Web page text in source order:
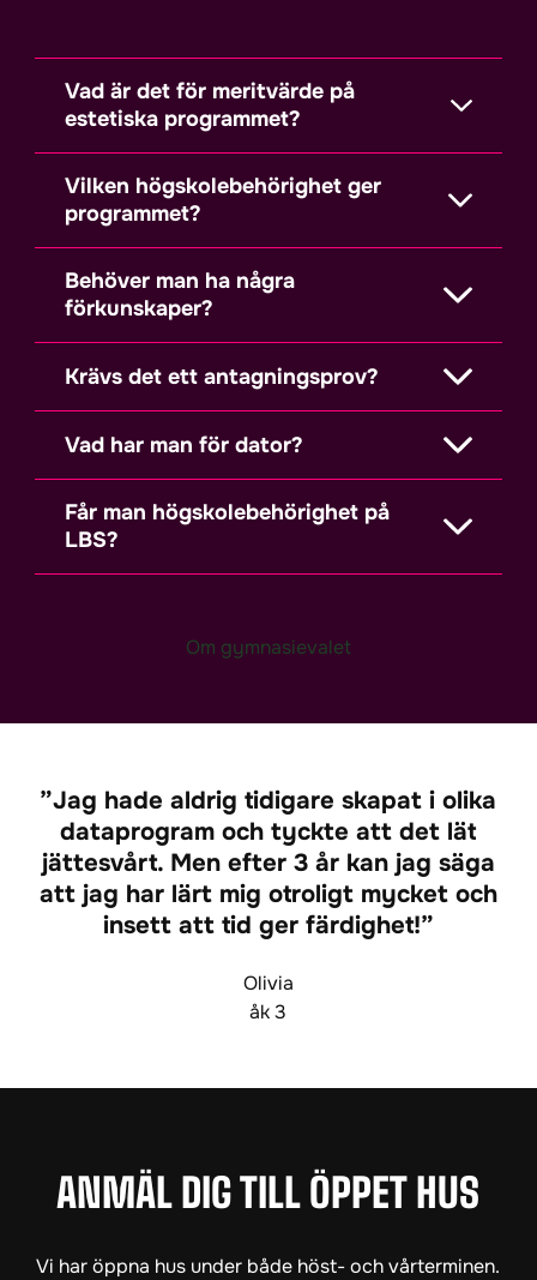
Vad är det för meritvärde på
estetiska programmet?
Vilken högskolebehörighet ger
programmet?
Behöver man ha några
förkunskaper?
Krävs det ett antagningsprov?
Vad har man för dator?
Får man högskolebehörighet på
LBS?
Om gymnasievalet
Jag hade aldrig tidigare skapat i olika
dataprogram och tyckte att det lät
jättesvårt. Men efter 3 år kan jag säga
att jag har lärt mig otroligt mycket och
insett att tid ger färdighet!
Olivia
åk 3
ANMÄL DIG TILL ÖPPET HUS
Vi har öppna hus under både höst- och vårterminen.